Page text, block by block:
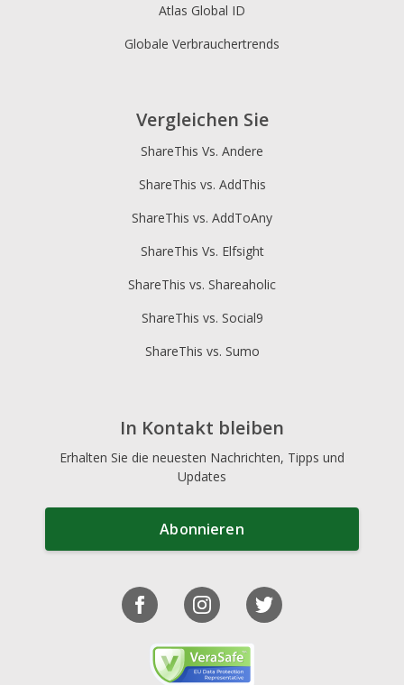
Atlas Global ID
Globale Verbrauchertrends
Vergleichen Sie
ShareThis Vs. Andere
ShareThis vs. AddThis
ShareThis vs. AddToAny
ShareThis Vs. Elfsight
ShareThis vs. Shareaholic
ShareThis vs. Social9
ShareThis vs. Sumo
In Kontakt bleiben
Erhalten Sie die neuesten Nachrichten, Tipps und
Updates
Abonnieren